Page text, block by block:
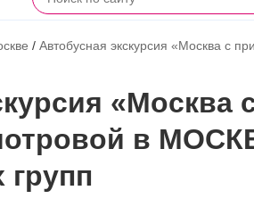
/ Автобусная экскурсия «Москва с
«Москва
в